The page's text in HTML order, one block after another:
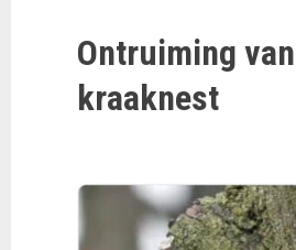
Ontruiming
kraaknest